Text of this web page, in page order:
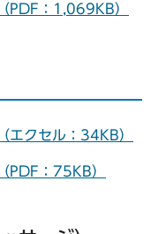
PDF：1,069KB）
エクセル：34KB）
PDF：75KB）